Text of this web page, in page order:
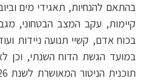
בהתאם להנחיות, תאגידי מים
קיימות, עקב המצב הבטחוני,
בכוח אדם, קשיי תנועה ניידות
במועד הגשת הדוח השנתי, וכן